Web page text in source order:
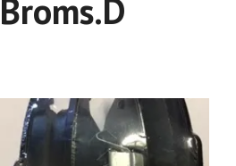
Broms.D